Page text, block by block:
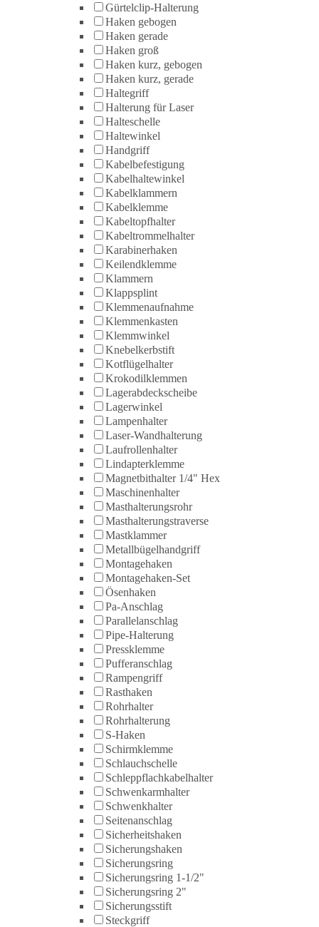
Gürtelclip-Halterung
Haken gebogen
Haken gerade
Haken groß
Haken kurz, gebogen
Haken kurz, gerade
Haltegriff
Halterung für Laser
Halteschelle
Haltewinkel
Handgriff
Kabelbefestigung
Kabelhaltewinkel
Kabelklammern
Kabelklemme
Kabeltopfhalter
Kabeltrommelhalter
Karabinerhaken
Keilendklemme
Klammern
Klappsplint
Klemmenaufnahme
Klemmenkasten
Klemmwinkel
Knebelkerbstift
Kotflügelhalter
Krokodilklemmen
Lagerabdeckscheibe
Lagerwinkel
Lampenhalter
Laser-Wandhalterung
Laufrollenhalter
Lindapterklemme
Magnetbithalter 1/4" Hex
Maschinenhalter
Masthalterungsrohr
Masthalterungstraverse
Mastklammer
Metallbügelhandgriff
Montagehaken
Montagehaken-Set
Ösenhaken
Pa-Anschlag
Parallelanschlag
Pipe-Halterung
Pressklemme
Pufferanschlag
Rampengriff
Rasthaken
Rohrhalter
Rohrhalterung
S-Haken
Schirmklemme
Schlauchschelle
Schleppflachkabelhalter
Schwenkarmhalter
Schwenkhalter
Seitenanschlag
Sicherheitshaken
Sicherungshaken
Sicherungsring
Sicherungsring 1-1/2"
Sicherungsring 2"
Sicherungsstift
Steckgriff